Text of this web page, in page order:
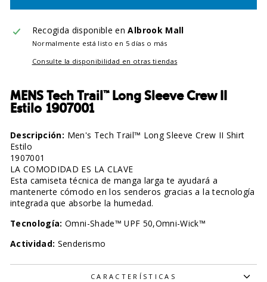
Recogida disponible enAlbrook Mall
Normalmente está listo en 5 días o más
Consulte la disponibilidad en otras tiendas
MENS Tech Trail™ Long Sleeve Crew II
Estilo 1907001
Descripción: Men's Tech Trail™ Long Sleeve Crew II Shirt
Estilo
1907001
LA COMODIDAD ES LA CLAVE
Esta camiseta técnica de manga larga te ayudará a
mantenerte cómodo en los senderos gracias a la tecnología
integrada que absorbe la humedad.
Tecnología:Omni-Shade™ UPF 50,Omni-Wick™
Actividad: Senderismo
CARACTERÍSTICAS
Obtén tu 15% OFF para tu próxima compra.
Suscríbete y accede a promociones exclusivas, novedades y más
beneficios.
NAME